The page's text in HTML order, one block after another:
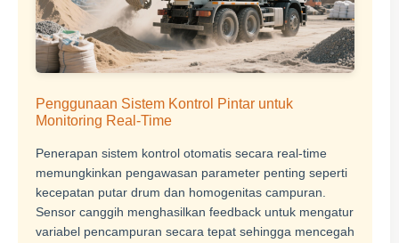
Penggunaan Sistem Kontrol Pintar untuk
Monitoring Real-Time
Penerapan sistem kontrol otomatis secara real-time
memungkinkan pengawasan parameter penting seperti
kecepatan putar drum dan homogenitas campuran.
Sensor canggih menghasilkan feedback untuk mengatur
variabel pencampuran secara tepat sehingga mencegah